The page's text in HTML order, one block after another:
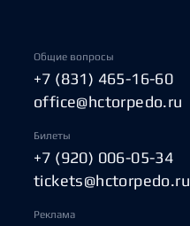
Общие вопросы
+7 (831) 465-16-60
office@hctorpedo.ru
Билеты
+7 (920) 006-05-34
tickets@hctorpedo.ru
Реклама